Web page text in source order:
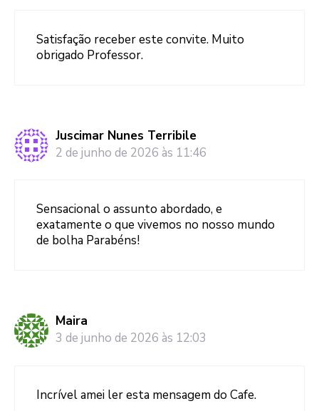
Satisfação receber este convite. Muito
obrigado Professor.
Juscimar Nunes Terribile
2 de junho de 2026 às 11:46
Sensacional o assunto abordado, e
exatamente o que vivemos no nosso mundo
de bolha Parabéns!
Maira
3 de junho de 2026 às 12:03
Incrível amei ler esta mensagem do Cafe.